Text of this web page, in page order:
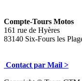
Compte-Tours Motos
161 rue de Hyères
83140 Six-Fours les
Contact par Mail >